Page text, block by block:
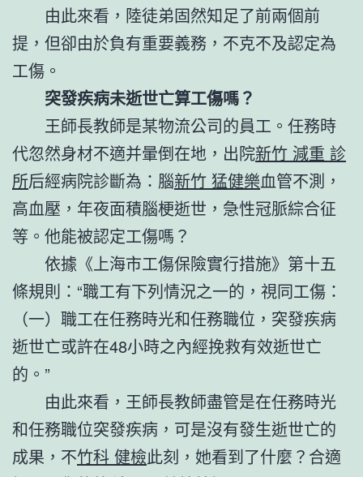
由此來看，陸徒弟固然知足了前兩個前
提，但卻由於負有重要義務，不克不及認定為
工傷。
突發疾病未逝世亡算工傷嗎？
王師長教師是某物流公司的員工。任務時
代忽然身材不適并暈倒在地，出院新竹 減重 診
所后經病院診斷為：腦新竹 猛健樂血管不測，
高血壓，年夜面積腦梗逝世，急性冠脈綜合征
等。他能被認定工傷嗎？
依據《上海市工傷保險實行措施》第十五
條規則：“職工有下列情況之一的，視同工傷：
（一）職工在任務時光和任務職位，突發疾病
逝世亡或許在48小時之內經挽救有效逝世亡
的。”
由此來看，王師長教師盡管是在任務時光
和任務職位突發疾病，可是沒有發生逝世亡的
成果，不竹科 健檢此刻，她看到了什麼？合適